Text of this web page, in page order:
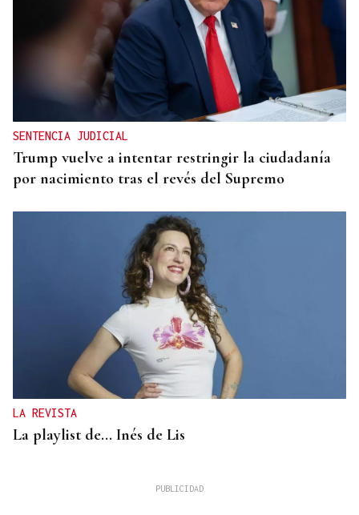
SENTENCIA JUDICIAL
Trump vuelve a intentar restringir la ciudadanía
por nacimiento tras el revés del Supremo
LA REVISTA
La playlist de... Inés de Lis